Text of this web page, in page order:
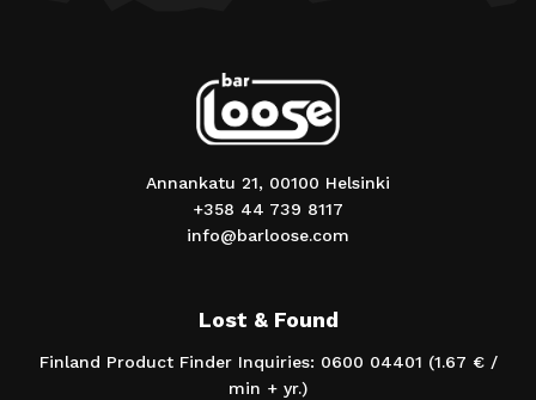
Annankatu 21, 00100 Helsinki
+358 44 739 8117
info@barloose.com
Lost & Found
Finland Product Finder Inquiries: 0600 04401 (1.67 € /
min + yr.)